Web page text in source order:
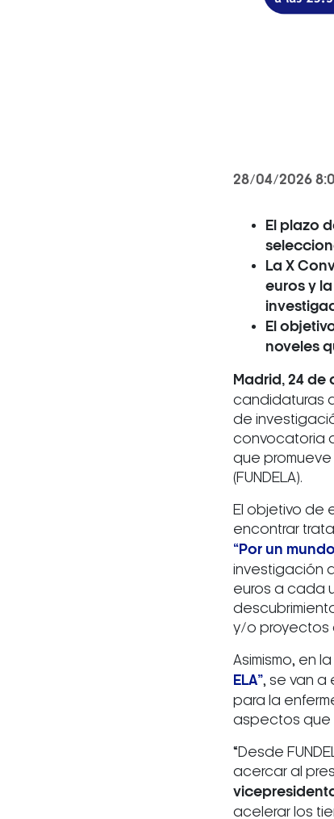
28/04/2026
El plazo
La X
euros y
El
noveles
Madrid, 24 de
candidaturas
de
convocatoria
que
(FUNDELA).
El objetivo de
encontrar
“Por un
investigación
euros a cada
y/o proyectos
Asimismo, en la
ELA” , se van
para la
aspectos que
“Desde
acercar al
acelerar los